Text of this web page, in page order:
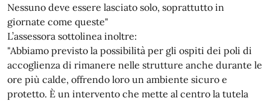
Nessuno deve essere lasciato solo, soprattutto in
giornate come queste"
L’assessora sottolinea inoltre:
"Abbiamo previsto la possibilità per gli ospiti dei poli di
accoglienza di rimanere nelle strutture anche durante le
ore più calde, offrendo loro un ambiente sicuro e
protetto. È un intervento che mette al centro la tutela